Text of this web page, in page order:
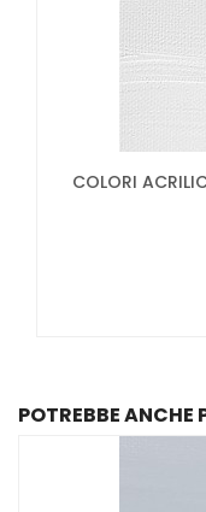
COLORI
POTREBBE ANCHE